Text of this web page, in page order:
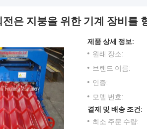
은 지붕을 위한 기계 장비를
제품 상세 정보:
원래 장소:
브랜드 이름:
인증:
모델 번호:
결제 및 배송 조건:
최소 주문 수량: